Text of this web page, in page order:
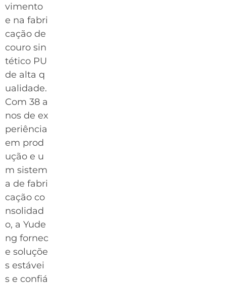
vimento
e na fabri
cação de
couro sin
tético PU
de alta q
ualidade.
Com 38 a
nos de ex
periência
em prod
ução e u
m sistem
a de fabri
cação co
nsolidad
o, a Yude
ng fornec
e soluçõe
s estávei
s e confiá